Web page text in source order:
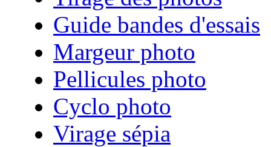
Guide bandes d'essais
Margeur photo
Pellicules photo
Cyclo photo
Virage sépia